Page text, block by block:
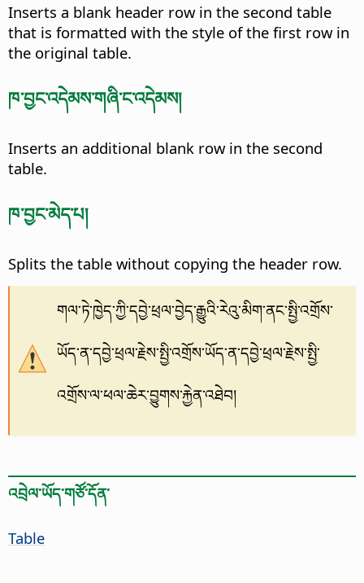
Inserts a blank header row in the second table
that is formatted with the style of the first row in
the original table.
ཁ་བྱང་འདེམས་གཞི་ང་འདེམས།
Inserts an additional blank row in the second
table.
ཁ་བྱང་མེད་པ།
Splits the table without copying the header row.
གལ་ཏེ་ཁྱེད་ཀྱི་དབྱེ་ཕྲལ་བྱེད་རྒྱུའི་རེའུ་མིག་ནང་སྤྱི་འགྲོས་
ཡོད་ན་དབྱེ་ཕྲལ་རྗེས་སྤྱི་འགྲོས་ཡོད་ན་དབྱེ་ཕྲལ་རྗེས་སྤྱི་
འགྲོས་ལ་ཕལ་ཆེར་བྱུགས་རྐྱེན་འཐེབ།
འབྲེལ་ཡོད་གཙོ་དོན་
Table